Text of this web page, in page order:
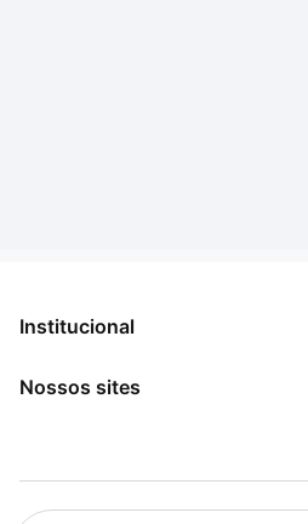
Institucional
Sobre
Jobs
Nossos sites